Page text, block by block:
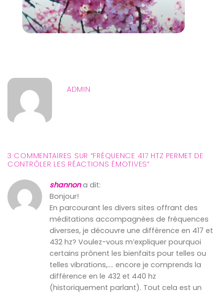
ADMIN
3 COMMENTAIRES SUR “FRÉQUENCE 417 HTZ PERMET DE
CONTRÔLER LES RÉACTIONS ÉMOTIVES”
shannon a dit:
Bonjour!
En parcourant les divers sites offrant des
méditations accompagnées de fréquences
diverses, je découvre une différence en 417 et
432 hz? Voulez-vous m’expliquer pourquoi
certains prônent les bienfaits pour telles ou
telles vibrations,…. encore je comprends la
différence en le 432 et 440 hz
(historiquement parlant). Tout cela est un